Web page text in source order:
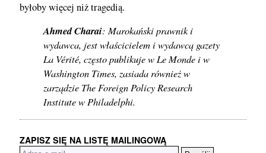
byłoby więcej niż tragedią.
Ahmed Charai: Marokański prawnik i
wydawca, jest właścicielem i wydawcą gazety
La Vérité, często publikuje w Le Monde i w
Washington Times, zasiada również w
zarządzie The Foreign Policy Research
Institute w Philadelphi.
ZAPISZ SIĘ NA LISTĘ MAILINGOWĄ